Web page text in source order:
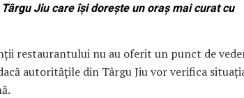
Jiu care își dorește un oraș mai curat cu
restaurantului nu au oferit un punct de
autoritățile din Târgu Jiu vor verifica